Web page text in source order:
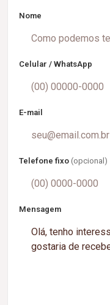
Nome
Celular / WhatsApp
E-mail
Telefone fixo (opcional)
Mensagem